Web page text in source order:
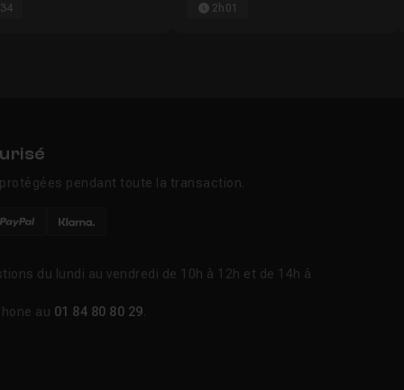
2h01
pendant toute la transaction.
du lundi au vendredi de 10h à 12h et de 14h à
au 01 84 80 80 29.